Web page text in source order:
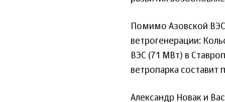
Помимо Азовской
ветрогенерации:
ВЭС (71 МВт) в
ветропарка составит
Александр Новак и